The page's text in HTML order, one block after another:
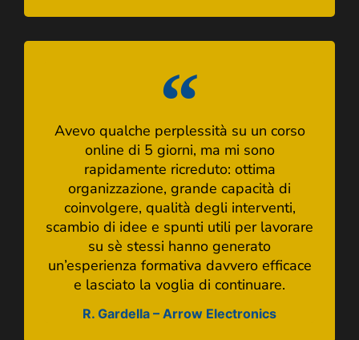
Avevo qualche perplessità su un corso
online di 5 giorni, ma mi sono
rapidamente ricreduto: ottima
organizzazione, grande capacità di
coinvolgere, qualità degli interventi,
scambio di idee e spunti utili per lavorare
su sè stessi hanno generato
un’esperienza formativa davvero efficace
e lasciato la voglia di continuare.
R. Gardella – Arrow Electronics